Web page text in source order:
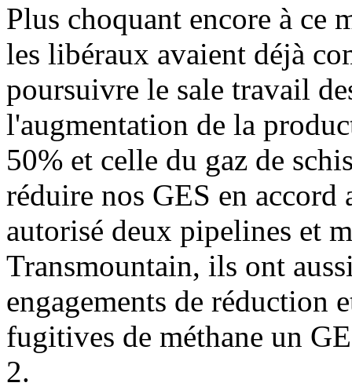
Plus choquant encore à ce
les libéraux avaient déjà
poursuivre le sale travail
l'augmentation de la
50% et celle du gaz de
réduire nos GES en accord
autorisé deux pipelines et
Transmountain, ils ont
engagements de réduction
fugitives de méthane un
2.